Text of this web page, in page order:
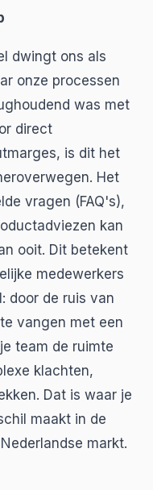
dwingt ons als
onze processen
was met
direct
is dit het
Het
vragen (FAQ's),
kan
ooit. Dit betekent
medewerkers
door de ruis van
vangen met een
team de ruimte
klachten,
Dat is waar je
maakt in de
markt.